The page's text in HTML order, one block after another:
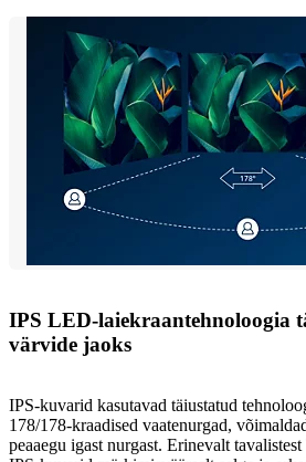
IPS LED-laiekraantehnoloogia
värvide jaoks
IPS-kuvarid kasutavad täiustatud
178/178-kraadised vaatenurgad,
peaaegu igast nurgast. Erinevalt